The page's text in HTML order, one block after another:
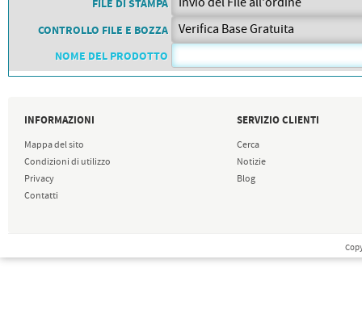
PETTORALI
DORSALI TARGHE
PETTORALI NUMERI DA
PETTORALI CON NOME ATLETA
NUMERI DA GARA MTB
FILE DI STAMPA
CONTROLLO FILE E BOZZA
NOME DEL PRODOTTO
INFORMAZIONI
Mappa del sito
Condizioni di utilizzo
Privacy
Contatti
SERVIZIO CLIENTI
Cerca
Notizie
Blog